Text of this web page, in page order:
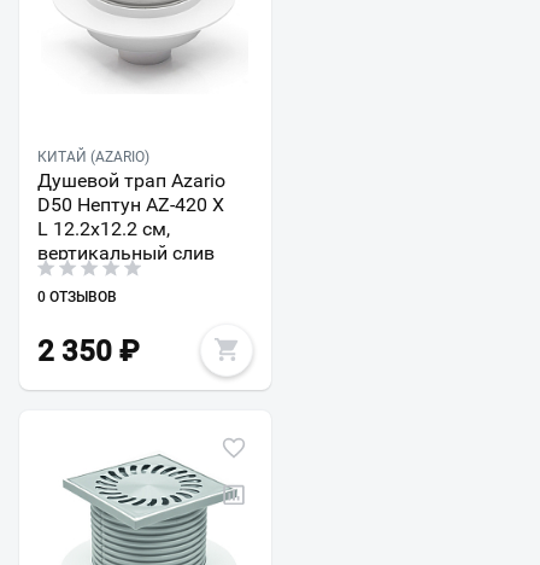
КИТАЙ (AZARIO)
Душевой трап Azario
D50 Нептун AZ-420 X
L 12.2х12.2 см,
вертикальный слив
0 ОТЗЫВОВ
2 350 ₽